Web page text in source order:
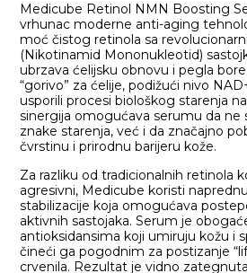
Medicube Retinol NMN Boosting
vrhunac moderne anti-aging
moć čistog retinola sa
(Nikotinamid Mononukleotid)
ubrzava ćelijsku obnovu i pegla
“gorivo” za ćelije, podižući nivo
usporili procesi biološkog starenja
sinergija omogućava serumu da ne
znake starenja, već i da značajno
čvrstinu i prirodnu barijeru kože.
Za razliku od tradicionalnih retinola
agresivni, Medicube koristi
stabilizacije koja omogućava
aktivnih sastojaka. Serum je
antioksidansima koji umiruju kožu i
čineći ga pogodnim za postizanje
crvenila. Rezultat je vidno